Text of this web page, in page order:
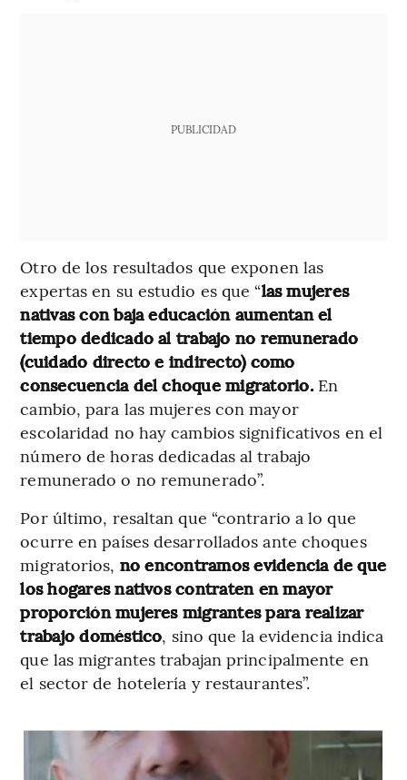
PUBLICIDAD
Otro de los resultados que exponen las
expertas en su estudio es que “las mujeres
nativas con baja educación aumentan el
tiempo dedicado al trabajo no remunerado
(cuidado directo e indirecto) como
consecuencia del choque migratorio. En
cambio, para las mujeres con mayor
escolaridad no hay cambios significativos en el
número de horas dedicadas al trabajo
remunerado o no remunerado”.
Por último, resaltan que “contrario a lo que
ocurre en países desarrollados ante choques
migratorios, no encontramos evidencia de que
los hogares nativos contraten en mayor
proporción mujeres migrantes para realizar
trabajo doméstico, sino que la evidencia indica
que las migrantes trabajan principalmente en
el sector de hotelería y restaurantes”.